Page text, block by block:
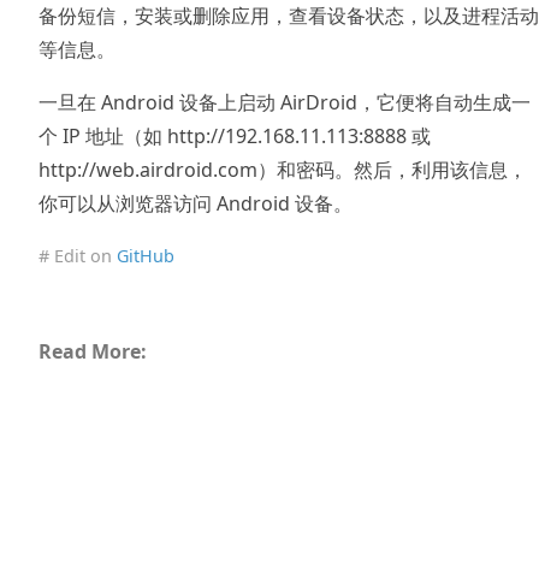
备份短信，安装或删除应用，查看设备状态，以及进程活动
等信息。
一旦在 Android 设备上启动 AirDroid，它便将自动生成一
个 IP 地址（如 http://192.168.11.113:8888 或
http://web.airdroid.com）和密码。然后，利用该信息，
你可以从浏览器访问 Android 设备。
# Edit on GitHub
Read More: